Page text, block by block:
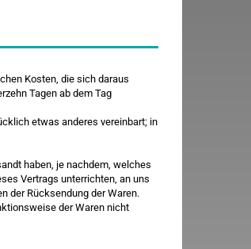
Kosten, die sich daraus
Tagen ab dem Tag
etwas anderes vereinbart; in
haben, je nachdem, welches
Vertrags unterrichten, an uns
der Rücksendung der Waren.
der Waren nicht